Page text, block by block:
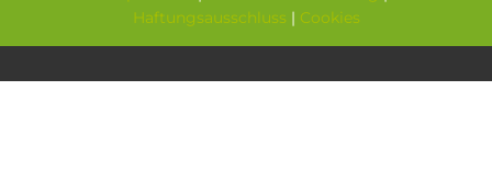
Haftungsausschluss | Cookies